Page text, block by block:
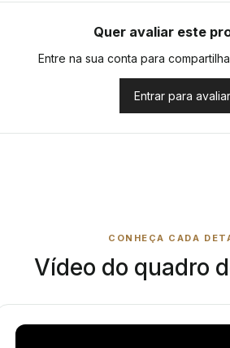
Quer avaliar este
Entre na sua conta para
Entrar para avaliar
CONHEÇA CADA
Vídeo do quadro